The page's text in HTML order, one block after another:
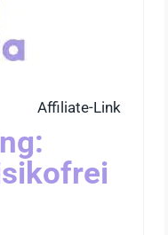
Affiliate-Link